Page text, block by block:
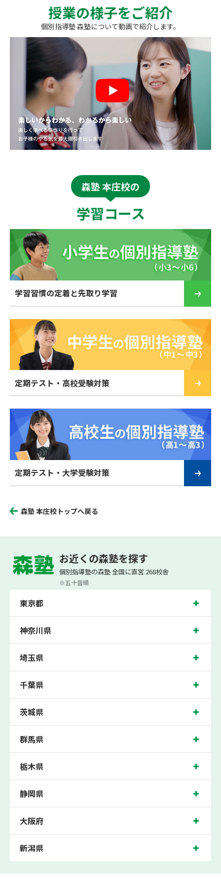
授業の様子をご紹介
個別指導塾 森塾について動画で紹介します。
森塾 本庄校の
学習コース
学習習慣の定着と先取り学習
定期テスト・高校受験対策
定期テスト・大学受験対策
森塾 本庄校トップへ戻る
お近くの森塾を探す
個別指導塾の森塾 全国に直営 268校舎
※五十音順
東京都
神奈川県
埼玉県
千葉県
茨城県
群馬県
栃木県
静岡県
大阪府
新潟県